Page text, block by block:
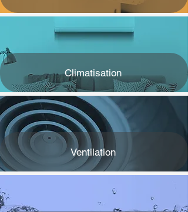
Climatisation
Ventilation